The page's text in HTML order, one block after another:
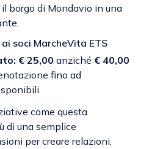
borgo di Mondavio in una
soci MarcheVita ETS
€ 25,00 anziché € 40,00
fino ad
come questa
di una semplice
per creare relazioni,